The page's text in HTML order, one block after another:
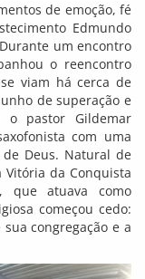
de emoção, fé
Edmundo
um encontro
o reencontro
viam há cerca de
de superação e
o pastor Gildemar
com uma
Deus. Natural de
Vitória da Conquista
que atuava como
começou cedo:
congregação e a